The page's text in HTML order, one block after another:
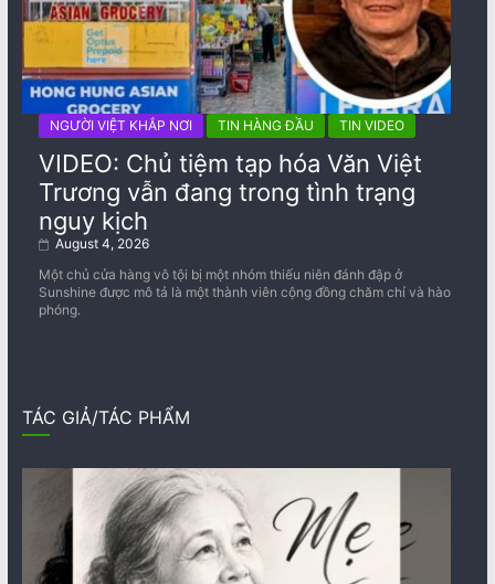
NGƯỜI VIỆT KHẮP NƠI TIN HÀNG ĐẦU TIN VIDEO
VIDEO: Chủ tiệm tạp hóa Văn Việt
Trương vẫn đang trong tình trạng
nguy kịch
August 4, 2026
Một chủ cửa hàng vô tội bị một nhóm thiếu niên đánh đập ở
Sunshine được mô tả là một thành viên cộng đồng chăm chỉ và hào
phóng.
TÁC GIẢ/TÁC PHẨM